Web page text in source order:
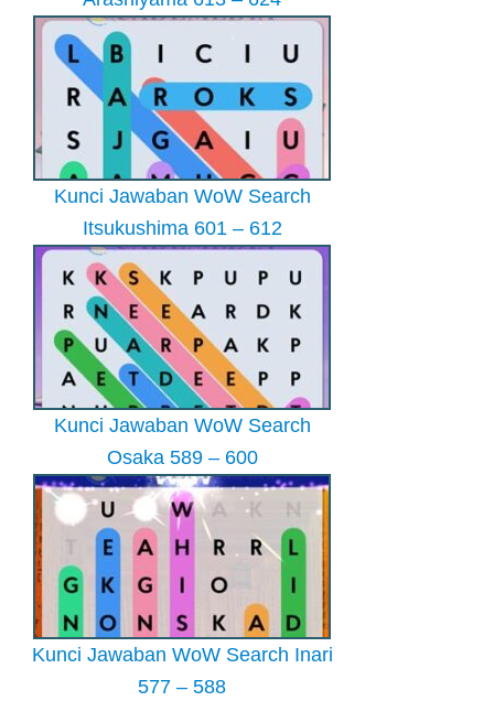
Kunci Jawaban WoW Search
Itsukushima 601 – 612
Kunci Jawaban WoW Search
Osaka 589 – 600
Kunci Jawaban WoW Search Inari
577 – 588